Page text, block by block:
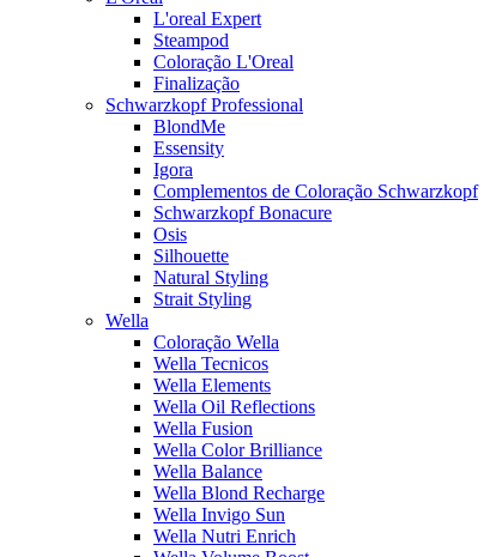
L'oreal Expert
Steampod
Coloração L'Oreal
Finalização
Schwarzkopf Professional
BlondMe
Essensity
Igora
Complementos de Coloração Schwarzkopf
Schwarzkopf Bonacure
Osis
Silhouette
Natural Styling
Strait Styling
Wella
Coloração Wella
Wella Tecnicos
Wella Elements
Wella Oil Reflections
Wella Fusion
Wella Color Brilliance
Wella Balance
Wella Blond Recharge
Wella Invigo Sun
Wella Nutri Enrich